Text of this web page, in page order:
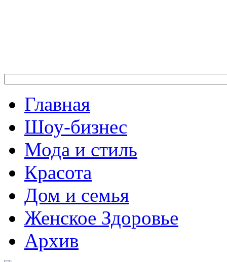
Главная
Шоу-бизнес
Мода и стиль
Красота
Дом и семья
Женское Здоровье
Архив